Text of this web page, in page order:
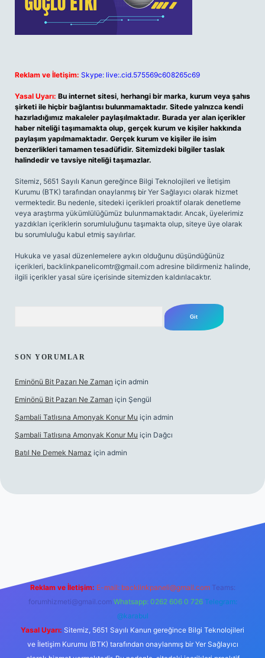
Reklam ve İletişim: Skype: live:.cid.575569c608265c69
Yasal Uyarı: Bu internet sitesi, herhangi bir marka, kurum veya şahıs
şirketi ile hiçbir bağlantısı bulunmamaktadır. Sitede yalnızca kendi
hazırladığımız makaleler paylaşılmaktadır. Burada yer alan içerikler
haber niteliği taşımamakta olup, gerçek kurum ve kişiler hakkında
paylaşım yapılmamaktadır. Gerçek kurum ve kişiler ile isim
benzerlikleri tamamen tesadüfidir. Sitemizdeki bilgiler taslak
halindedir ve tavsiye niteliği taşımazlar.
Sitemiz, 5651 Sayılı Kanun gereğince Bilgi Teknolojileri ve İletişim
Kurumu (BTK) tarafından onaylanmış bir Yer Sağlayıcı olarak hizmet
vermektedir. Bu nedenle, sitedeki içerikleri proaktif olarak denetleme
veya araştırma yükümlülüğümüz bulunmamaktadır. Ancak, üyelerimiz
yazdıkları içeriklerin sorumluluğunu taşımakta olup, siteye üye olarak
bu sorumluluğu kabul etmiş sayılırlar.
Hukuka ve yasal düzenlemelere aykırı olduğunu düşündüğünüz
içerikleri, backlinkpanelicomtr@gmail.com adresine bildirmeniz halinde,
ilgili içerikler yasal süre içerisinde sitemizden kaldırılacaktır.
SON YORUMLAR
Eminönü Bit Pazarı Ne Zaman için admin
Eminönü Bit Pazarı Ne Zaman için Şengül
Şambali Tatlısına Amonyak Konur Mu için admin
Şambali Tatlısına Amonyak Konur Mu için Dağcı
Batıl Ne Demek Namaz için admin
Reklam ve İletişim: E-mail: backlinkpaneli@gmail.com Teams:
forumhizmeti@gmail.com Whatsapp: 0262 606 0 726 Telegram:
@karabul
Yasal Uyarı: Sitemiz, 5651 Sayılı Kanun gereğince Bilgi Teknolojileri
ve İletişim Kurumu (BTK) tarafından onaylanmış bir Yer Sağlayıcı